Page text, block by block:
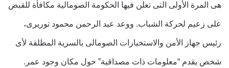
هى المرة الأولى التى تعلن فيها الحكومة الصومالية مكافأة للقبض
على زعيم لحركة الشباب. ووعد عبد الرحمن محمود توريرى،
رئيس جهاز الأمن والاستخبارات الصومالى بالسرية المطلقة لأى
شخص يقدم “معلومات ذات مصداقية” حول مكان وجود عمر.